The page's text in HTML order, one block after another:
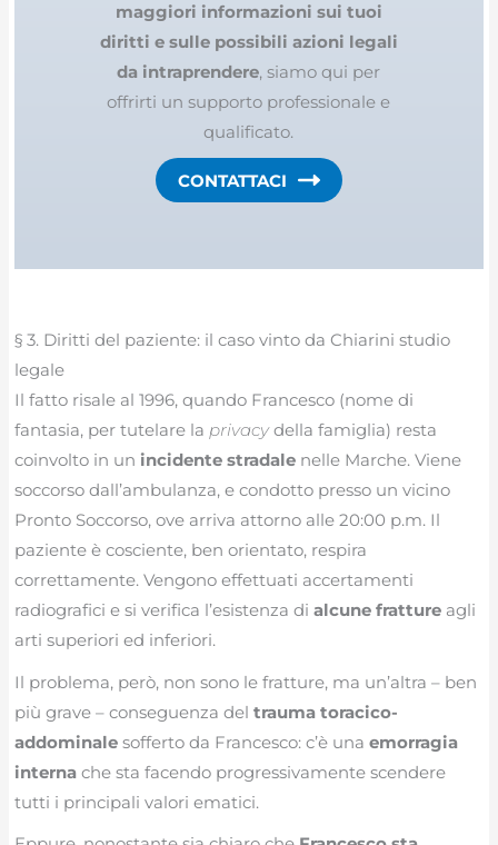
maggiori informazioni sui tuoi
diritti e sulle possibili azioni legali
da intraprendere, siamo qui per
offrirti un supporto professionale e
qualificato.
CONTATTACI
§ 3. Diritti del paziente: il caso vinto da Chiarini studio
legale
Il fatto risale al 1996, quando Francesco (nome di
fantasia, per tutelare la privacydella famiglia) resta
coinvolto in un incidente stradale nelle Marche. Viene
soccorso dall’ambulanza, e condotto presso un vicino
Pronto Soccorso, ove arriva attorno alle 20:00 p.m. Il
paziente è cosciente, ben orientato, respira
correttamente. Vengono effettuati accertamenti
radiografici e si verifica l’esistenza dialcune fratture agli
arti superiori ed inferiori.
Il problema, però, non sono le fratture, ma un’altra – ben
più grave – conseguenza deltrauma toracico-
addominale sofferto da Francesco: c’è unaemorragia
interna che sta facendo progressivamente scendere
tutti i principali valori ematici.